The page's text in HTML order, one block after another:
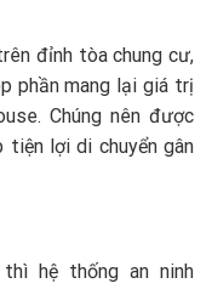
đỉnh tòa chung cư,
phần mang lại giá trị
Chúng nên được
lợi di chuyển gân
hệ thống an ninh